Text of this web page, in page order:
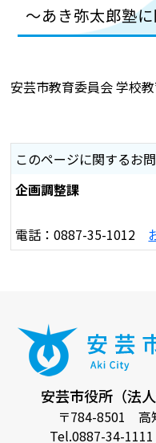
～あき弥太郎塾
安芸市教育委員会 学
このページに関するお
企画調整課
電話：0887-35-1012
安芸市役所（法
〒784-8501 高
Tel.0887-34-